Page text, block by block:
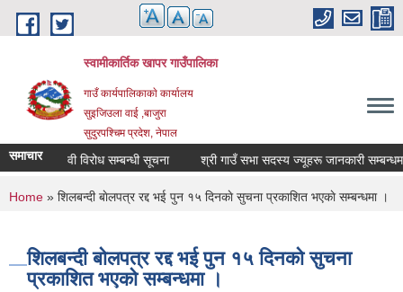
Skip to main content
स्वामीकार्तिक खापर गाउँपालिका
गाउँ कार्यपालिकाकाे कार्यालय
सुइजिउला वाई ,बाजुरा
सुदुरपश्चिम प्रदेश, नेपाल
समाचारदावी विरोध सम्बन्धी सूचना श्री गाउँ सभा सदस्य ज्यूहरू जानकारी सम्बन्धमा
You are here
Home » शिलबन्दी बाेलपत्र रद्द भई पुन १५ दिनकाे सुचना प्रकाशित भएकाे सम्बन्धमा ।
शिलबन्दी बाेलपत्र रद्द भई पुन १५ दिनकाे सुचना
प्रकाशित भएकाे सम्बन्धमा ।